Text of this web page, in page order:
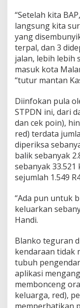
p
k
a
n
o
b
a
a
s
u
k
K
o
t
a
M
a
a
n
g
i
g
a
g
a
l
k
a
“Setelah kita
langsung kita
yang
terpal, dan 3
jalan, lebih lebih
masuk kota
“tutur mantan
Diinfokan pula
STPDN ini, dari
dan cek poin),
red) terdata
diperiksa
balik sebanyak
sebanyak
sejumlah 1.549
“Ada pun untuk
keluarkan
Handi.
Blanko teguran
kendaraan tidak
tubuh
aplikasi
membonceng
keluarga, red),